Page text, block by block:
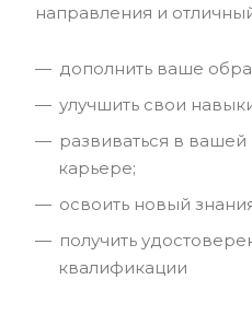
направления и
дополнить ваше
улучшить свои
развиваться в
карьере;
освоить новый
получить
квалификации